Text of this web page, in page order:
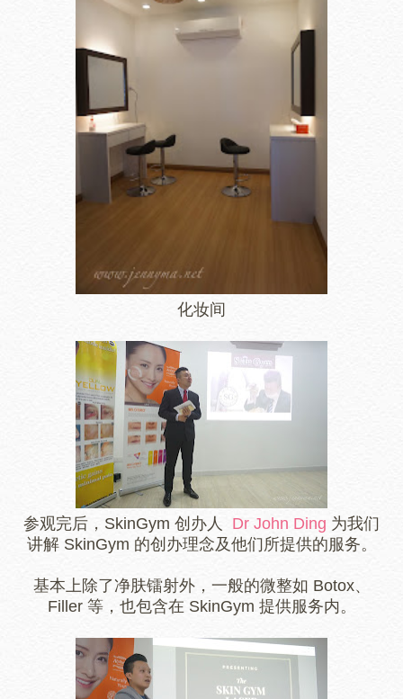
化妆间
参观完后，SkinGym 创办人 Dr John Ding 为我们
讲解 SkinGym 的创办理念及他们所提供的服务。
基本上除了净肤镭射外，一般的微整如 Botox、
Filler 等，也包含在 SkinGym 提供服务内。